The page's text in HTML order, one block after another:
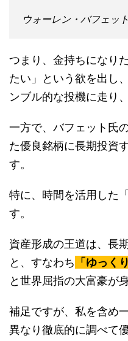
ウォーレン・バフェット
つまり、金持ちになり
たい」という欲を出し
ンブル的な投機に走り
一方で、バフェット氏
た優良銘柄に長期投資
す。
特に、時間を活用した
す。
資産形成の王道は、長
と、すなわち 「ゆっく
と世界屈指の大富豪が
補足ですが、私を含め
異なり徹底的に調べて